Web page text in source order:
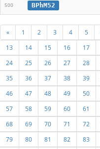
500 BPhM52
« 1 2 3 4 5
13
14 15 16 17
24
25 26 27 28
35
36 37 38 39
46
47 48 49 50
57
58 59 60 61
68
69 70 71 72
79
80 81 82 83